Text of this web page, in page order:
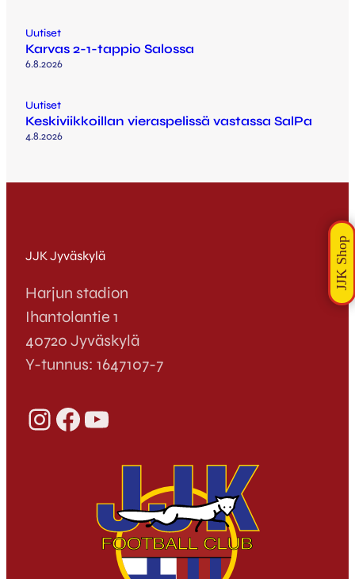
Uutiset
Karvas 2-1-tappio Salossa
6.8.2026
Uutiset
Keskiviikkoillan vieraspelissä vastassa SalPa
4.8.2026
JJK Jyväskylä
Harjun stadion
Ihantolantie 1
40720 Jyväskylä
Y-tunnus: 1647107-7
InstagramFacebook YouTube